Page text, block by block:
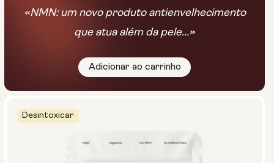
Desintoxicar
«NMN: um novo produto antienvelhecimento
que atua além da pele...»
Adicionar ao carrinho